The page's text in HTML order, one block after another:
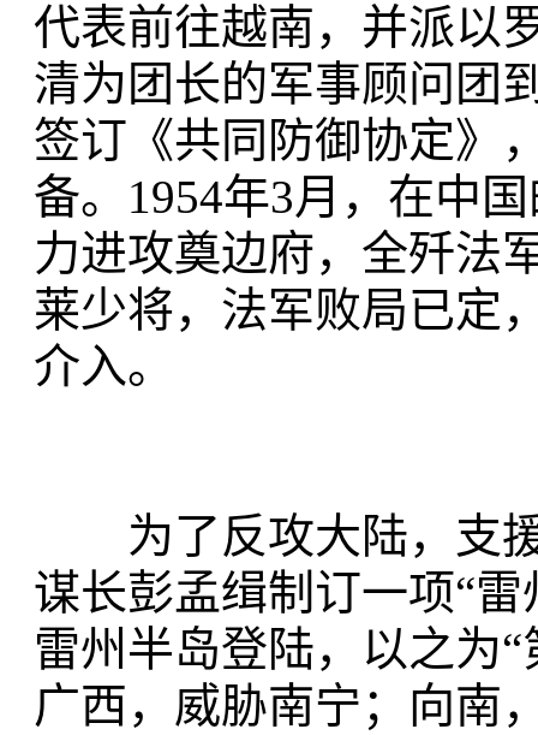
代表前往越南，并派以
清为团长的军事顾问团
签订《共同防御协定》
备。1954年3月，在中
力进攻奠边府，全歼法
莱少将，法军败局已定
介入。
为了反攻大陆，支援
谋长彭孟缉制订一项“
雷州半岛登陆，以之为
广西，威胁南宁；向南